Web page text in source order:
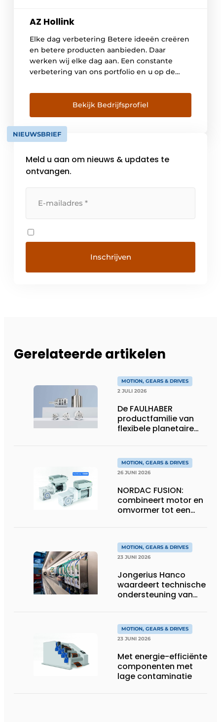
AZ Hollink
Elke dag verbetering Betere ideeën creëren
en betere producten aanbieden. Daar
werken wij elke dag aan. Een constante
verbetering van ons portfolio en u op de
Dat is de passie van AZ Hollink Nederland en
onze koppelingen, glijlagers en
tandwielkasten. Om die reden leidt AZ
Hollink Nederland de […]
Bekijk Bedrijfsprofiel
NIEUWSBRIEF
Meld u aan om nieuws & updates te
ontvangen.
Gerelateerde artikelen
MOTION, GEARS & DRIVES
2 JULI 2026
De FAULHABER
productfamilie van
flexibele planetaire
MOTION, GEARS & DRIVES
26 JUNI 2026
NORDAC FUSION:
combineert motor en
omvormer tot een
eenheid
MOTION, GEARS & DRIVES
23 JUNI 2026
Jongerius Hanco
waardeert technische
ondersteuning van
MOTION, GEARS & DRIVES
23 JUNI 2026
Met energie-efficiënte
componenten met
lage contaminatie